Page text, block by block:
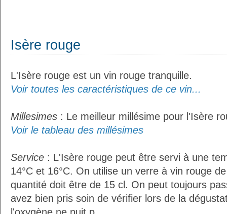
Isère rouge
L'Isère rouge est un vin rouge tranquille.
Voir toutes les caractéristiques de ce vin...
Millesimes : Le meilleur millésime pour l'Isère
Voir le tableau des millésimes
Service : L'Isère rouge peut être servi à une
14°C et 16°C. On utilise un verre à vin rouge
quantité doit être de 15 cl. On peut toujours
avez bien pris soin de vérifier lors de la